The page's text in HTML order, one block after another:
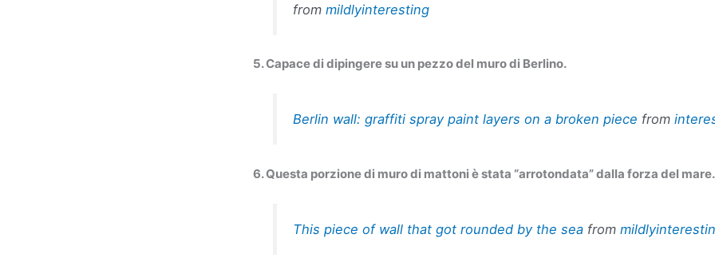
from mildlyinteresting
5. Capace di dipingere su un pezzo del muro di Berlino.
Berlin wall: graffiti spray paint layers on a broken piece from
6. Questa porzione di muro di mattoni è stata “arrotondata” dalla forza del mare.
This piece of wall that got rounded by the seafrom